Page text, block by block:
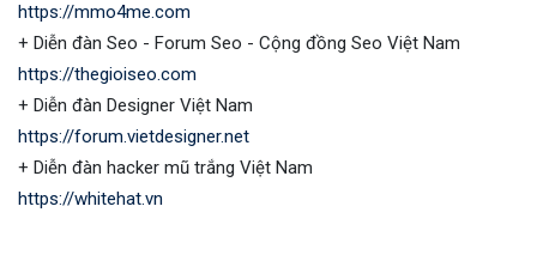
https://mmo4me.com
+ Diễn đàn Seo - Forum Seo - Cộng đồng Seo Việt Nam
https://thegioiseo.com
+ Diễn đàn Designer Việt Nam
https://forum.vietdesigner.net
+ Diễn đàn hacker mũ trắng Việt Nam
https://whitehat.vn